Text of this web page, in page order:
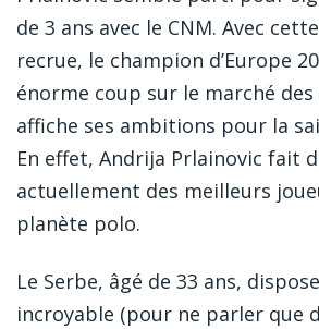
de 3 ans avec le CNM. Avec
recrue, le champion d’Europe
énorme coup sur le marché
affiche ses ambitions pour la
En effet, Andrija Prlainovic fait
actuellement des meilleurs
planète polo.
Le Serbe, âgé de 33 ans,
incroyable (pour ne parler que